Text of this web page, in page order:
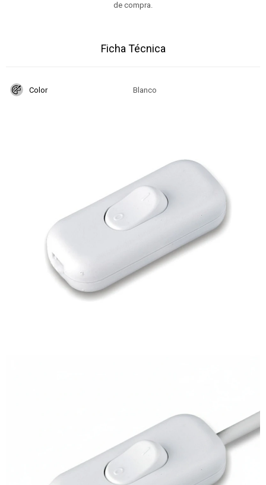
de compra.
Ficha Técnica
Color Blanco